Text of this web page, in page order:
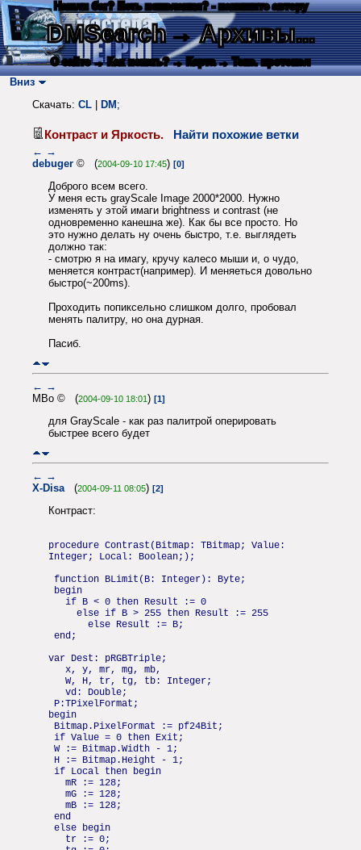
Нашли баг? Есть пожелания? - напишите автору
DMSearch→ Архивы...
О сайте → Как искать? → Карта → Текс. протокол
Вниз
Скачать: CL DM ;
Контраст и Яркость. Найти похожие ветки
← →
debuger © (2004-09-10 17:45) [0]
Доброго всем всего.
У меня есть grayScale Image 2000*2000. Нужно
изменять у этой имаги brightness и contrast (не
одновременно канешна же). Как бы все просто. Но
это нужно делать ну очень быстро, т.е. выглядеть
должно так:
- смотрю я на имагу, кручу калесо мыши и, о чудо,
меняется контраст(например). И меняеться довольно
быстро(~200ms).
Проходить попиксельно слишком долго, пробовал
менять палитру, но она дурная.
Пасиб.
← →
MBo © (2004-09-10 18:01) [1]
для GrayScale - как раз палитрой оперировать
быстрее всего будет
← →
X-Disa (2004-09-11 08:05) [2]
Контраст:
procedure Contrast(Bitmap: TBitmap; Value:
Integer; Local: Boolean;);
function BLimit(B: Integer): Byte;
begin
if B < 0 then Result := 0
else if B > 255 then Result := 255
else Result := B;
end;
var Dest: pRGBTriple;
x, y, mr, mg, mb,
W, H, tr, tg, tb: Integer;
vd: Double;
P:TPixelFormat;
begin
Bitmap.PixelFormat := pf24Bit;
if Value = 0 then Exit;
W := Bitmap.Width - 1;
H := Bitmap.Height - 1;
if Local then begin
mR := 128;
mG := 128;
mB := 128;
end
else begin
tr := 0;